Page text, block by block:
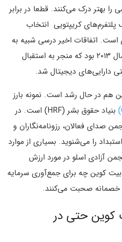
بهتر درک می‌کنند. قطعا در برابر
پلتفرم‌های کریپتویی انتخاب
اتفاقات اخیر درسی شبیه به
شکست پلتفرم Mt.Gox در سال ۲۰۱۳ بود که منجر به استقبال
دارایی‌های دیجیتال شد.
هم در حال رشد است. نمونه بارز
بنیاد حقوق بشر (HRF) است. در
صدای فعالان، رزونامه‌نگاران و
را می‌شنوید. بسیاری از موارد
آزادی اسلو در مورد ارزش
بیت کوین چه برای جمع‌آوری سرمایه
خصمانه صحبت می‌کنند.
کوین حتی در